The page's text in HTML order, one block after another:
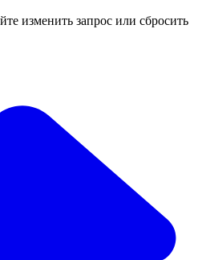
изменить запрос или сбросить